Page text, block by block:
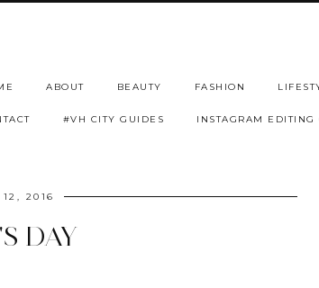
ABOUT BEAUTY FASHION
#VH CITY GUIDES INSTAGRAM EDITING
2016
DAY